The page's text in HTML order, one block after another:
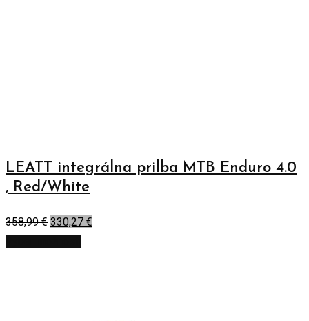
LEATT integrálna prilba MTB Enduro 4.0
, Red/White
358,99€ 330,27 €